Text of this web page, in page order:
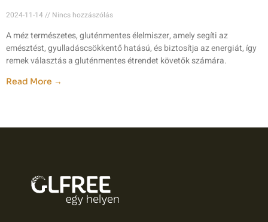
2024-11-14 Nincs hozzászólás
A méz természetes, gluténmentes élelmiszer, amely segíti az
emésztést, gyulladáscsökkentő hatású, és biztosítja az energiát, így
remek választás a gluténmentes étrendet követők számára.
Read More →